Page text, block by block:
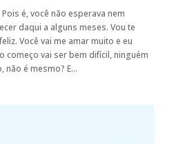
é, você não esperava nem
daqui a alguns meses. Vou te
Você vai me amar muito e eu
começo vai ser bem difícil, ninguém
é mesmo? E...